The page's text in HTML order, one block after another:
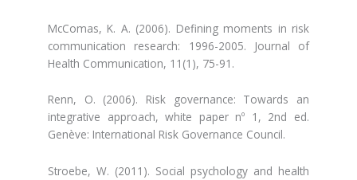
McComas, K. A. (2006). Defining moments in risk
communication research: 1996-2005. Journal of
Health Communication, 11(1), 75-91.
Renn, O. (2006). Risk governance: Towards an
integrative approach, white paper nº 1, 2nd ed.
Genève: International Risk Governance Council.
Stroebe, W. (2011). Social psychology and health